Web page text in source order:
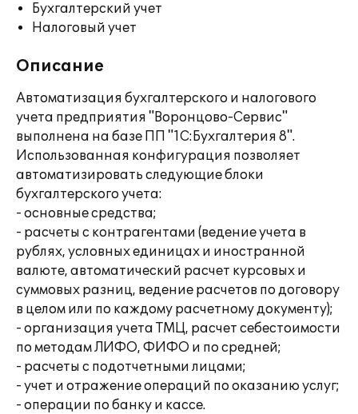
Бухгалтерский учет
Налоговый учет
Описание
Автоматизация бухгалтерского и налогового
учета предприятия "Воронцово-Сервис"
выполнена на базе ПП "1С:Бухгалтерия 8".
Использованная конфигурация позволяет
автоматизировать следующие блоки
бухгалтерского учета:
- основные средства;
- расчеты с контрагентами (ведение учета в
рублях, условных единицах и иностранной
валюте, автоматический расчет курсовых и
суммовых разниц, ведение расчетов по договору
в целом или по каждому расчетному документу);
- организация учета ТМЦ, расчет себестоимости
по методам ЛИФО, ФИФО и по средней;
- расчеты с подотчетными лицами;
- учет и отражение операций по оказанию услуг;
- операции по банку и кассе.